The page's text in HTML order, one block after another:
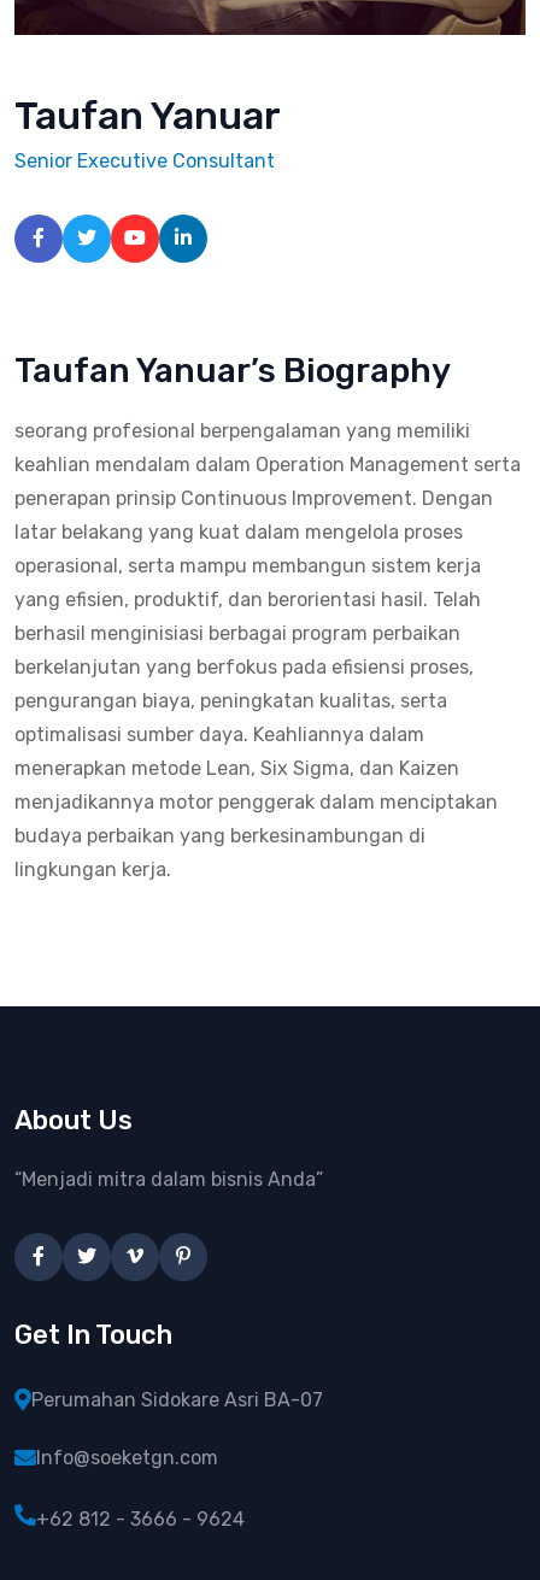
Taufan Yanuar
Senior Executive Consultant
Taufan Yanuar’s Biography
seorang profesional berpengalaman yang memiliki
keahlian mendalam dalam Operation Management serta
penerapan prinsip Continuous Improvement. Dengan
latar belakang yang kuat dalam mengelola proses
operasional, serta mampu membangun sistem kerja
yang efisien, produktif, dan berorientasi hasil. Telah
berhasil menginisiasi berbagai program perbaikan
berkelanjutan yang berfokus pada efisiensi proses,
pengurangan biaya, peningkatan kualitas, serta
optimalisasi sumber daya. Keahliannya dalam
menerapkan metode Lean, Six Sigma, dan Kaizen
menjadikannya motor penggerak dalam menciptakan
budaya perbaikan yang berkesinambungan di
lingkungan kerja.
About Us
“Menjadi mitra dalam bisnis Anda”
Get In Touch
Perumahan Sidokare Asri BA-07
Info@soeketgn.com
+62 812 - 3666 - 9624